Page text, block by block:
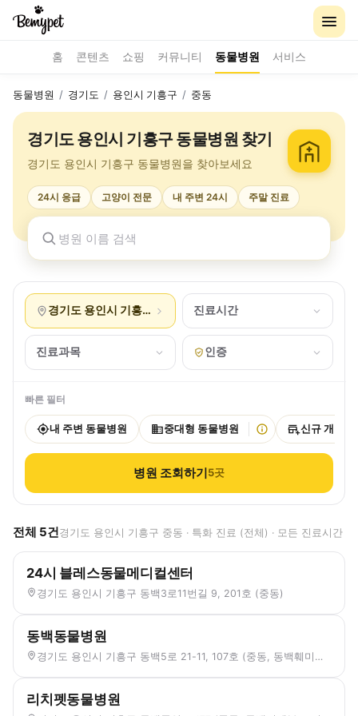
홈 콘텐츠 쇼핑 커뮤니티 동물병원 서비스
동물병원 / 경기도 / 용인시 기흥구 / 중동
경기도 용인시 기흥구 동물병원 찾기
경기도 용인시 기흥구 동물병원을 찾아보세요
24시 응급 고양이 전문 내 주변 24시 주말 진료
경기도 용인시 기흥구 중동 진료시간
진료과목 인증
빠른 필터
내 주변 동물병원 중대형 동물병원 신규 개원
병원 조회하기5곳
전체 5건경기도 용인시 기흥구 중동 · 특화 진료 (전체) · 모든 진료시간
24시 블레스동물메디컬센터
경기도 용인시 기흥구 동백3로11번길 9, 201호 (중동)
동백동물병원
경기도 용인시 기흥구 동백5로 21-11, 107호 (중동, 동백훼미리프라자 1)
리치펫동물병원